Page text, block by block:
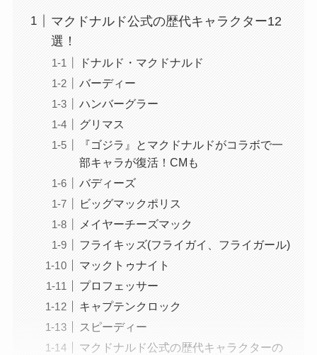
マクドナルド公式の歴代キャラクター12
選！
ドナルド・マクドナルド
バーディー
ハンバーグラー
グリマス
『ゴジラ』とマクドナルドがコラボで一
部キャラが復活！CMも
バディーズ
ビッグマックポリス
メイヤーチーズマック
フライキッズ(フライガイ、フライガール)
マックトゥナイト
プロフェッサー
キャプテンクロック
スピーディー
マクドナルド公式の歴代キャラクターの